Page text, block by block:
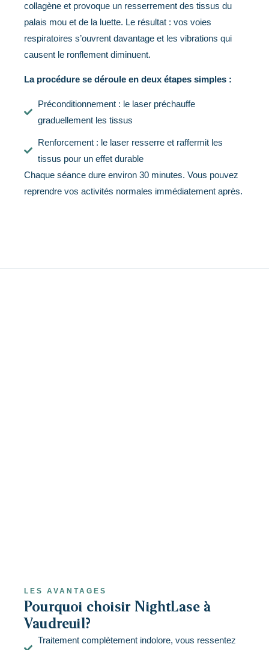
collagène et provoque un resserrement des tissus du
palais mou et de la luette. Le résultat : vos voies
respiratoires s’ouvrent davantage et les vibrations qui
causent le ronflement diminuent.
La procédure se déroule en deux étapes simples :
Préconditionnement : le laser préchauffe
graduellement les tissus
Renforcement : le laser resserre et raffermit les
tissus pour un effet durable
Chaque séance dure environ 30 minutes. Vous pouvez
reprendre vos activités normales immédiatement après.
LES AVANTAGES
Pourquoi choisir NightLase à
Vaudreuil?
Traitement complètement indolore, vous ressentez